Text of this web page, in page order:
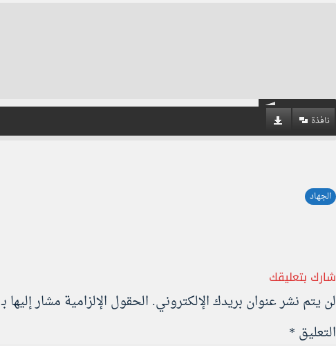
نافذة
الجهاد
شارك بتعليقك
لن يتم نشر عنوان بريدك الإلكتروني. الحقول الإلزامية مشار إليها بـ
التعليق *